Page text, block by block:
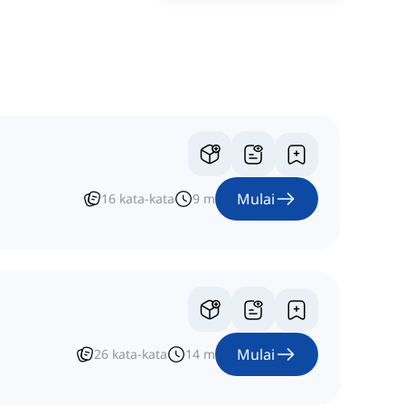
16 kata-kata 9 m Mulai
26 kata-kata 14 m Mulai